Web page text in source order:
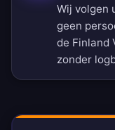
Wij volgen
geen
de Finland
zonder